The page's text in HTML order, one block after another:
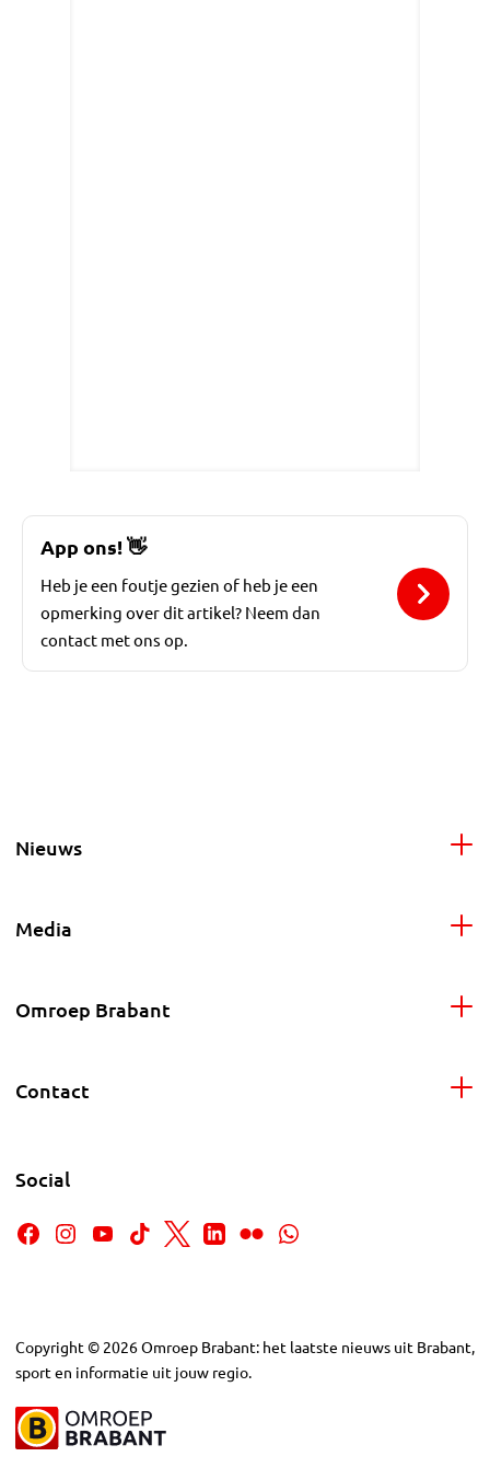
App ons!👋
Heb je een foutje gezien of heb je een
opmerking over dit artikel? Neem dan
contact met ons op.
Nieuws
Media
Omroep Brabant
Contact
Social
Copyright © 2026Omroep Brabant: het laatste nieuws uit Brabant,
sport en informatie uit jouw regio.